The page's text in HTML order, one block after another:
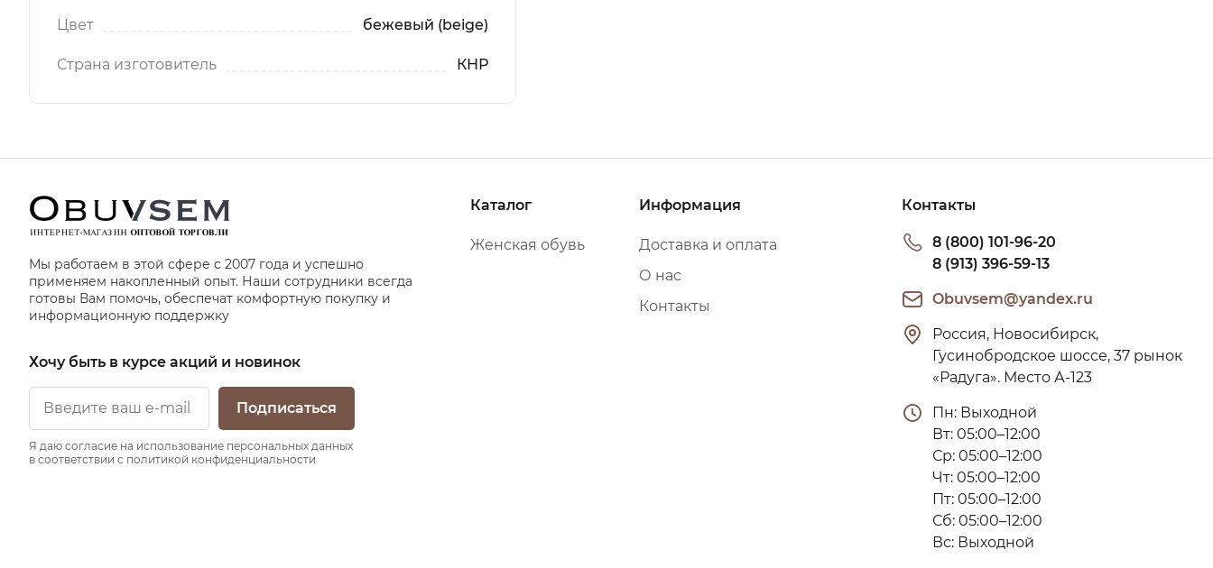
Цвет бежевый (beige)
Страна изготовитель КНР
Мы работаем в этой сфере с 2007 года и успешно
применяем накопленный опыт. Наши сотрудники всегда
готовы Вам помочь, обеспечат комфортную покупку и
информационную поддержку
Хочу быть в курсе акций и новинок
Подписаться
Я даю согласие на использование персональных данных
в соответствии с политикой конфиденциальности
Каталог
Женская обувь
Информация
Доставка и оплата
О нас
Контакты
Контакты
8 (800) 101-96-20
8 (913) 396-59-13
Obuvsem@yandex.ru
Россия, Новосибирск,
Гусинобродское шоссе, 37 рынок
«Радуга». Место А-123
Пн: Выходной
Вт: 05:00–12:00
Ср: 05:00–12:00
Чт: 05:00–12:00
Пт: 05:00–12:00
Сб: 05:00–12:00
Вс: Выходной